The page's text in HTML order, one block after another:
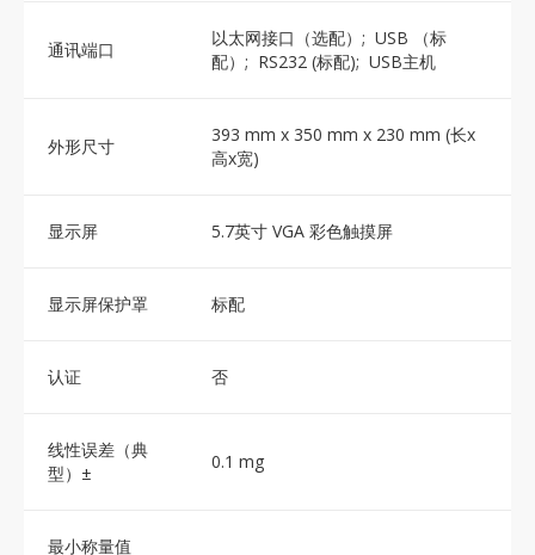
通讯端口
以太网接口（选配）; USB （标
配）; RS232 (标配); USB主机
外形尺寸
393 mm x 350 mm x 230 mm (长x
高x宽)
显示屏 5.7英寸 VGA 彩色触摸屏
显示屏保护罩 标配
认证 否
线性误差（典
型）±
0.1 mg
最小称量值